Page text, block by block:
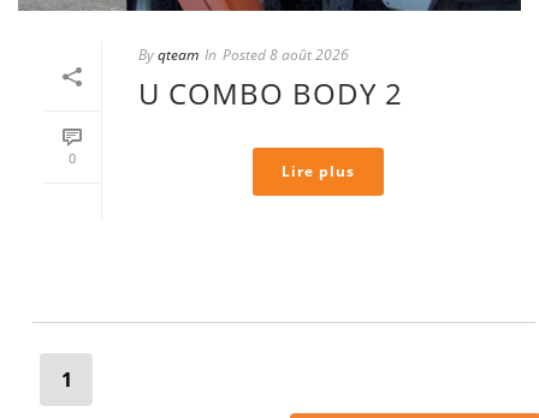
0
Byqteam In Posted8 août 2026
U COMBO BODY 2
Lire plus
1